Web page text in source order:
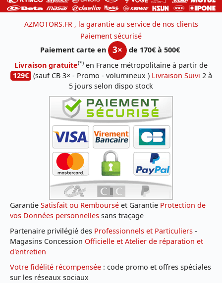
AZMOTORS.FR , la garantie au service de nos clients
Paiement sécurisé
Paiement carte en
3×
de 170€ à 500€
Livraison gratuite(*) en France métropolitaine à partir de
129€ (sauf CB 3× - Promo - volumineux ) Livraison Suivi 2 à
5 jours selon dispo stock
Garantie Satisfait ou Remboursé et Garantie Protection de
vos Données personnelles sans traçage
Partenaire privilégié des Professionnels et Particuliers -
Magasins Concession Officielle et Atelier de réparation et
d'entretien
Votre fidélité récompensée : code promo et offres spéciales
sur les réseaux sociaux